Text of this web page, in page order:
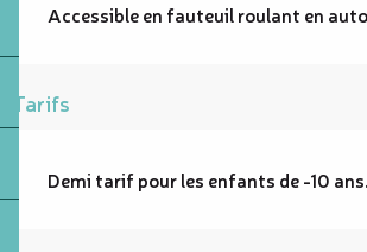
Accessible en fauteuil roulant en
Tarifs
Demi tarif pour les enfants de -10 ans.